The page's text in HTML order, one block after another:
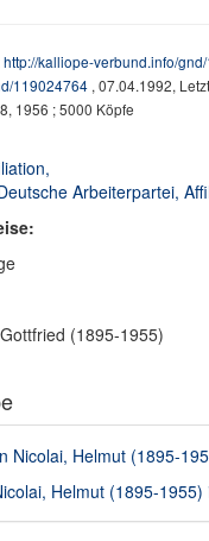
http://kalliope-verbund.info/
119024764 , 07.04.1992,
1956 ; 5000 Köpfe
Arbeiterpartei,
(1895-1955)
Nicolai, Helmut (1895-
Helmut (1895-1955)